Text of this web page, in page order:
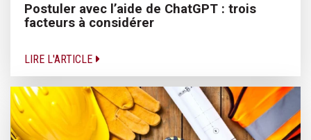
Postuler avec l’aide de ChatGPT : trois
facteurs à considérer
LIRE L'ARTICLE